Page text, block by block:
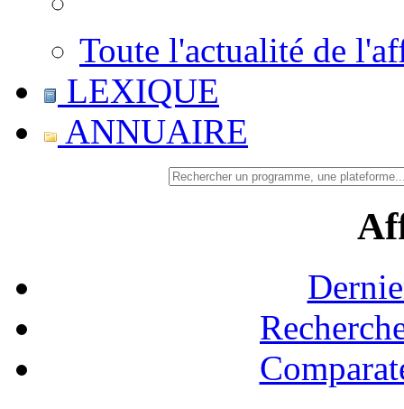
Toute l'actualité de
LEXIQUE
ANNUAIRE